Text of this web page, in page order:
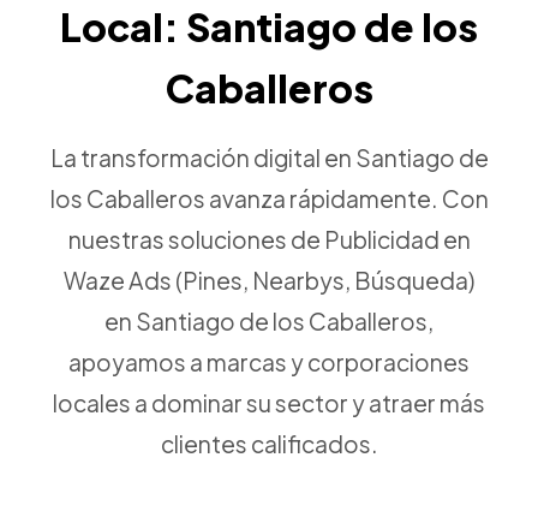
Local: Santiago de los
Caballeros
La transformación digital en Santiago de
los Caballeros avanza rápidamente. Con
nuestras soluciones de Publicidad en
Waze Ads (Pines, Nearbys, Búsqueda)
en Santiago de los Caballeros,
apoyamos a marcas y corporaciones
locales a dominar su sector y atraer más
clientes calificados.